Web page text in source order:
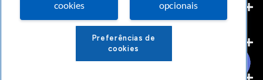
ATUAÇÃO INSTITUCIONAL
SOLUÇÕES DESTACADAS
cookies
opcionais
Preferências de
cookies